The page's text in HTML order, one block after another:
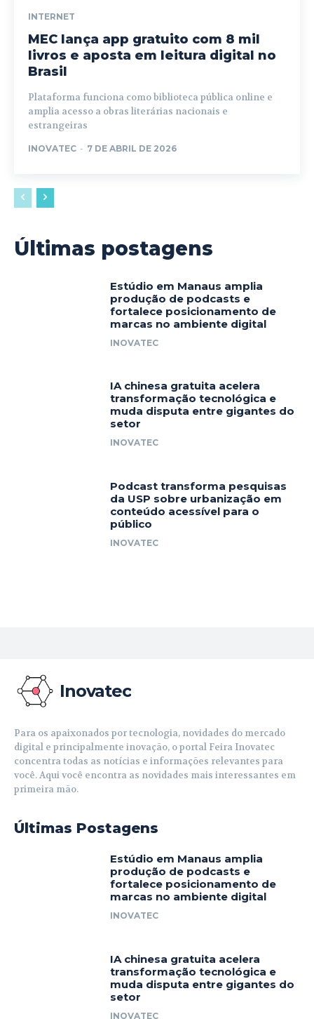
INTERNET
MEC lança app gratuito com 8 mil
livros e aposta em leitura digital no
Brasil
Plataforma funciona como biblioteca pública online e
amplia acesso a obras literárias nacionais e
estrangeiras
INOVATEC - 7 DE ABRIL DE 2026
Últimas postagens
Estúdio em Manaus amplia
produção de podcasts e
fortalece posicionamento de
marcas no ambiente digital
INOVATEC
IA chinesa gratuita acelera
transformação tecnológica e
muda disputa entre gigantes do
setor
INOVATEC
Podcast transforma pesquisas
da USP sobre urbanização em
conteúdo acessível para o
público
INOVATEC
Inovatec
Para os apaixonados por tecnologia, novidades do mercado
digital e principalmente inovação, o portal Feira Inovatec
concentra todas as notícias e informações relevantes para
você. Aqui você encontra as novidades mais interessantes em
primeira mão.
Últimas Postagens
Estúdio em Manaus amplia
produção de podcasts e
fortalece posicionamento de
marcas no ambiente digital
INOVATEC
IA chinesa gratuita acelera
transformação tecnológica e
muda disputa entre gigantes do
setor
INOVATEC